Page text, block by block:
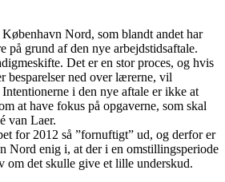
Nord, som blandt andet har
på grund af den nye arbejdstidsaftale.
Det er en stor proces, og hvis
besparelser ned over lærerne, vil
i den nye aftale er ikke at
at have fokus på opgaverne, som skal
van Laer.
for 2012 så ”fornuftigt” ud, og derfor er
Nord enig i, at der i en omstillingsperiode
om det skulle give et lille underskud.